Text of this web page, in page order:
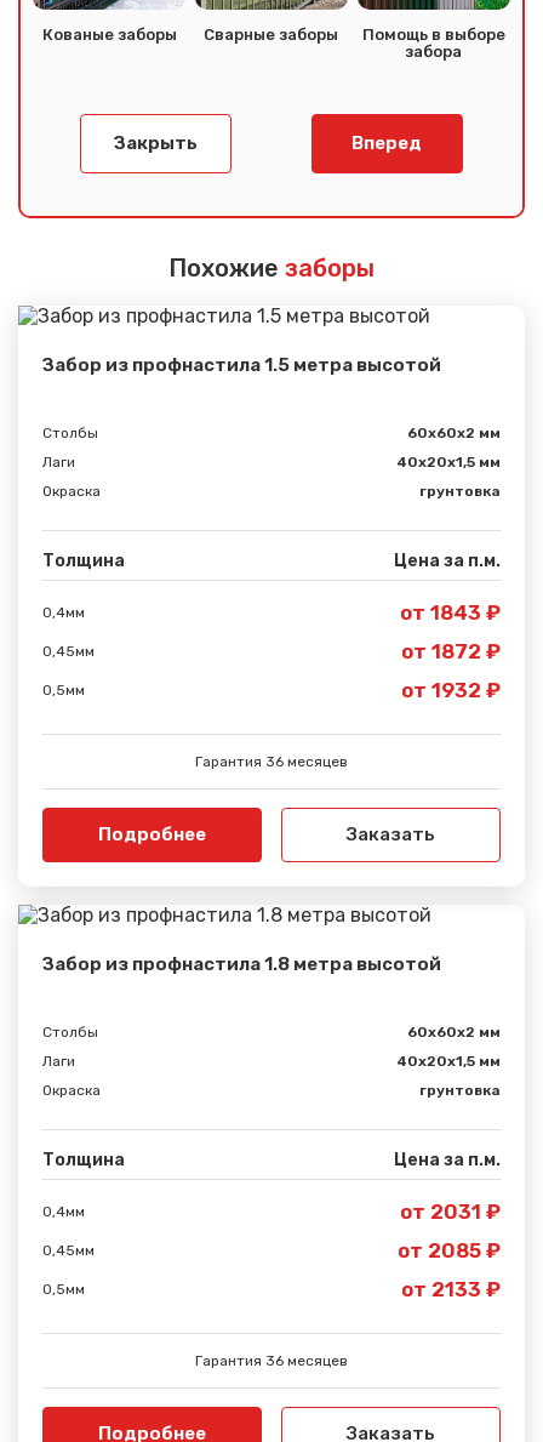
Кованые заборы Сварные заборы
Помощь в выборе
забора
Закрыть Вперед
Похожие заборы
Забор из профнастила 1.5 метра высотой
Столбы
60х60х2 мм
Лаги
40х20х1,5 мм
Окраска
грунтовка
Толщина Цена за п.м.
0,4мм от 1843 ₽
0,45мм от 1872 ₽
0,5мм от 1932 ₽
Гарантия 36 месяцев
Подробнее Заказать
Забор из профнастила 1.8 метра высотой
Столбы
60х60х2 мм
Лаги
40х20х1,5 мм
Окраска
грунтовка
Толщина Цена за п.м.
0,4мм от 2031 ₽
0,45мм от 2085 ₽
0,5мм от 2133 ₽
Гарантия 36 месяцев
Подробнее Заказать